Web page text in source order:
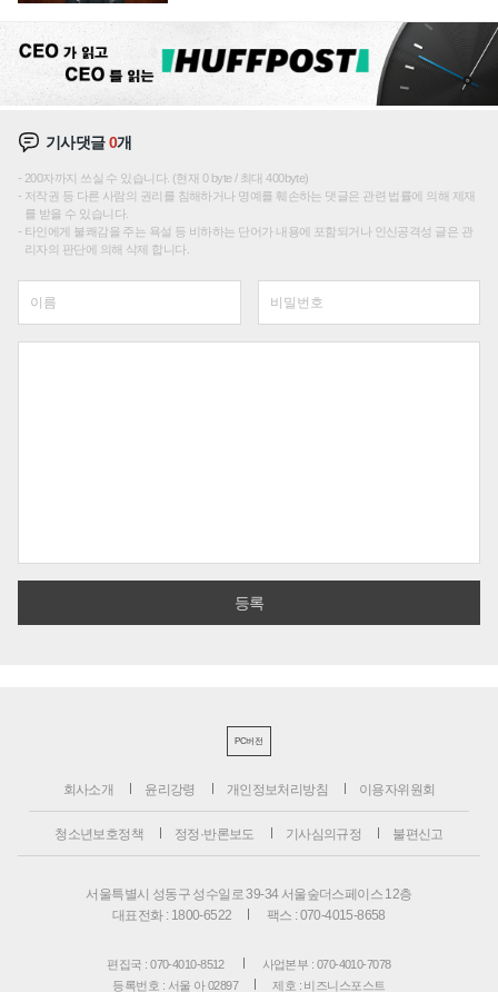
기사댓글0개
200자까지 쓰실 수 있습니다. (현재 0 byte / 최대 400byte)
저작권 등 다른 사람의 권리를 침해하거나 명예를 훼손하는 댓글은 관련 법률에 의해 제재
를 받을 수 있습니다.
타인에게 불쾌감을 주는 욕설 등 비하하는 단어가 내용에 포함되거나 인신공격성 글은 관
리자의 판단에 의해 삭제 합니다.
PC버전
회사소개 윤리강령 개인정보처리방침 이용자위원회
청소년보호정책 정정·반론보도 기사심의규정 불편신고
서울특별시 성동구 성수일로 39-34 서울숲더스페이스 12층
대표전화 : 1800-6522
팩스 : 070-4015-8658
편집국 : 070-4010-8512
사업본부 : 070-4010-7078
등록번호 : 서울 아 02897
제호 : 비즈니스포스트